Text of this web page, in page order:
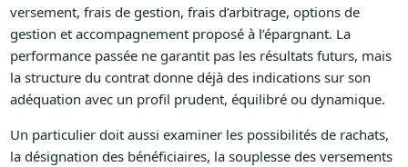
versement, frais de gestion, frais d’arbitrage, options de
gestion et accompagnement proposé à l’épargnant. La
performance passée ne garantit pas les résultats futurs, mais
la structure du contrat donne déjà des indications sur son
adéquation avec un profil prudent, équilibré ou dynamique.
Un particulier doit aussi examiner les possibilités de rachats,
la désignation des bénéficiaires, la souplesse des versements